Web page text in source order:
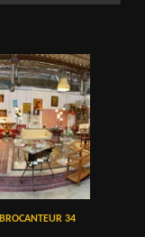
BROCANTEUR 34